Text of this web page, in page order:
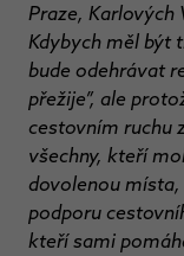
Praze, Karlových
Kdybych měl být
bude odehrávat
přežije”, ale
cestovním ruchu
všechny, kteří
dovolenou
podporu
kteří sami